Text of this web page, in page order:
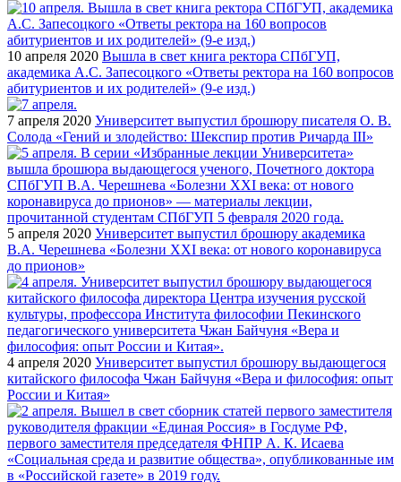
10 апреля 2020 Вышла в свет книга ректора СПбГУП,
академика А.С. Запесоцкого «Ответы ректора на 160 вопросов
абитуриентов и их родителей» (9-е изд.)
7 апреля 2020 Университет выпустил брошюру писателя О. В.
Солода «Гений и злодейство: Шекспир против Ричарда III»
5 апреля 2020 Университет выпустил брошюру академика
В.А. Черешнева «Болезни XXI века: от нового коронавируса
до прионов»
4 апреля 2020 Университет выпустил брошюру выдающегося
китайского философа Чжан Байчуня «Вера и философия: опыт
России и Китая»